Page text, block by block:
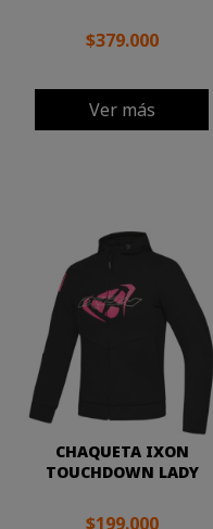
$379.000
Ver más
CHAQUETA IXON
TOUCHDOWN LADY
$199.000